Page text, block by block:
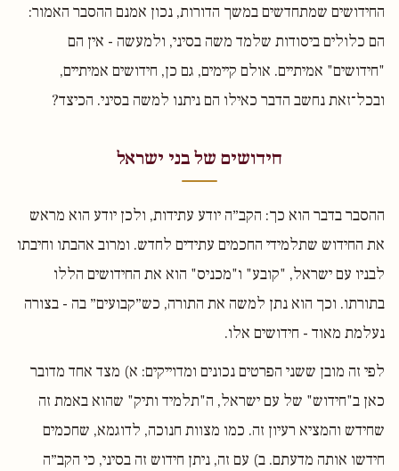
החידושים שמתחדשים במשך הדורות, נכון אמנם ההסבר האמור:
הם כלולים ביסודות שלמד משה בסיני, ולמעשה - אין הם
"חידושים" אמיתיים. אולם קיימים, גם כן, חידושים אמיתיים,
ובכל־זאת נחשב הדבר כאילו הם ניתנו למשה בסיני. הכיצד?
חידושים של בני ישראל
ההסבר בדבר הוא כך: הקב״ה יודע עתידות, ולכן יודע הוא מראש
את החידוש שתלמידי החכמים עתידים לחדש. ומרוב אהבתו וחיבתו
לבניו עם ישראל, "קובע" ו"מכניס" הוא את החידושים הללו
בתורתו. וכך הוא נתן למשה את התורה, כש״קבועים״ בה - בצורה
נעלמת מאוד - חידושים אלו.
לפי זה מובן ששני הפרטים נכונים ומדוייקים: א) מצד אחד מדובר
כאן ב"חידוש" של עם ישראל, ה"תלמיד ותיק" שהוא באמת זה
שחידש והמציא רעיון זה. כמו מצוות חנוכה, לדוגמא, שחכמים
חידשו אותה מדעתם. ב) עם זה, ניתן חידוש זה בסיני, כי הקב״ה